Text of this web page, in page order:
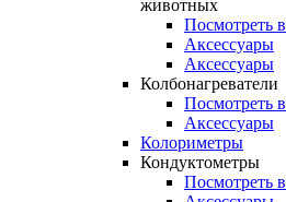
животных
Посмотреть
Аксессуары
Аксессуары
Колбонагреватели
Посмотреть
Аксессуары
Колориметры
Кондуктометры
Посмотреть